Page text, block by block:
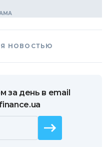
НОВОСТЬЮ
за день в email